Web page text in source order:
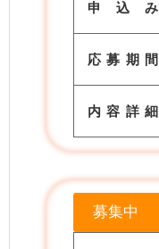
申 込 み
応募期間
内容詳細
募集中